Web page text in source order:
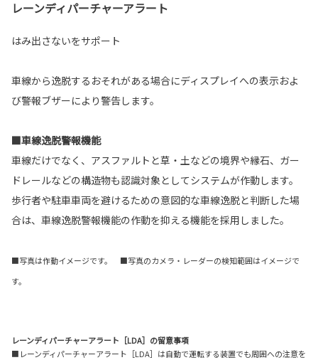
レーンディパーチャーアラート
はみ出さないをサポート
車線から逸脱するおそれがある場合にディスプレイへの表示およ
び警報ブザーにより警告します。
■車線逸脱警報機能
車線だけでなく、アスファルトと草・土などの境界や縁石、ガー
ドレールなどの構造物も認識対象としてシステムが作動します。
歩行者や駐車車両を避けるための意図的な車線逸脱と判断した場
合は、車線逸脱警報機能の作動を抑える機能を採用しました。
■写真は作動イメージです。 ■写真のカメラ・レーダーの検知範囲はイメージで
す。
レーンディパーチャーアラート［LDA］の留意事項
■レーンディパーチャーアラート［LDA］は自動で運転する装置でも周囲への注意を